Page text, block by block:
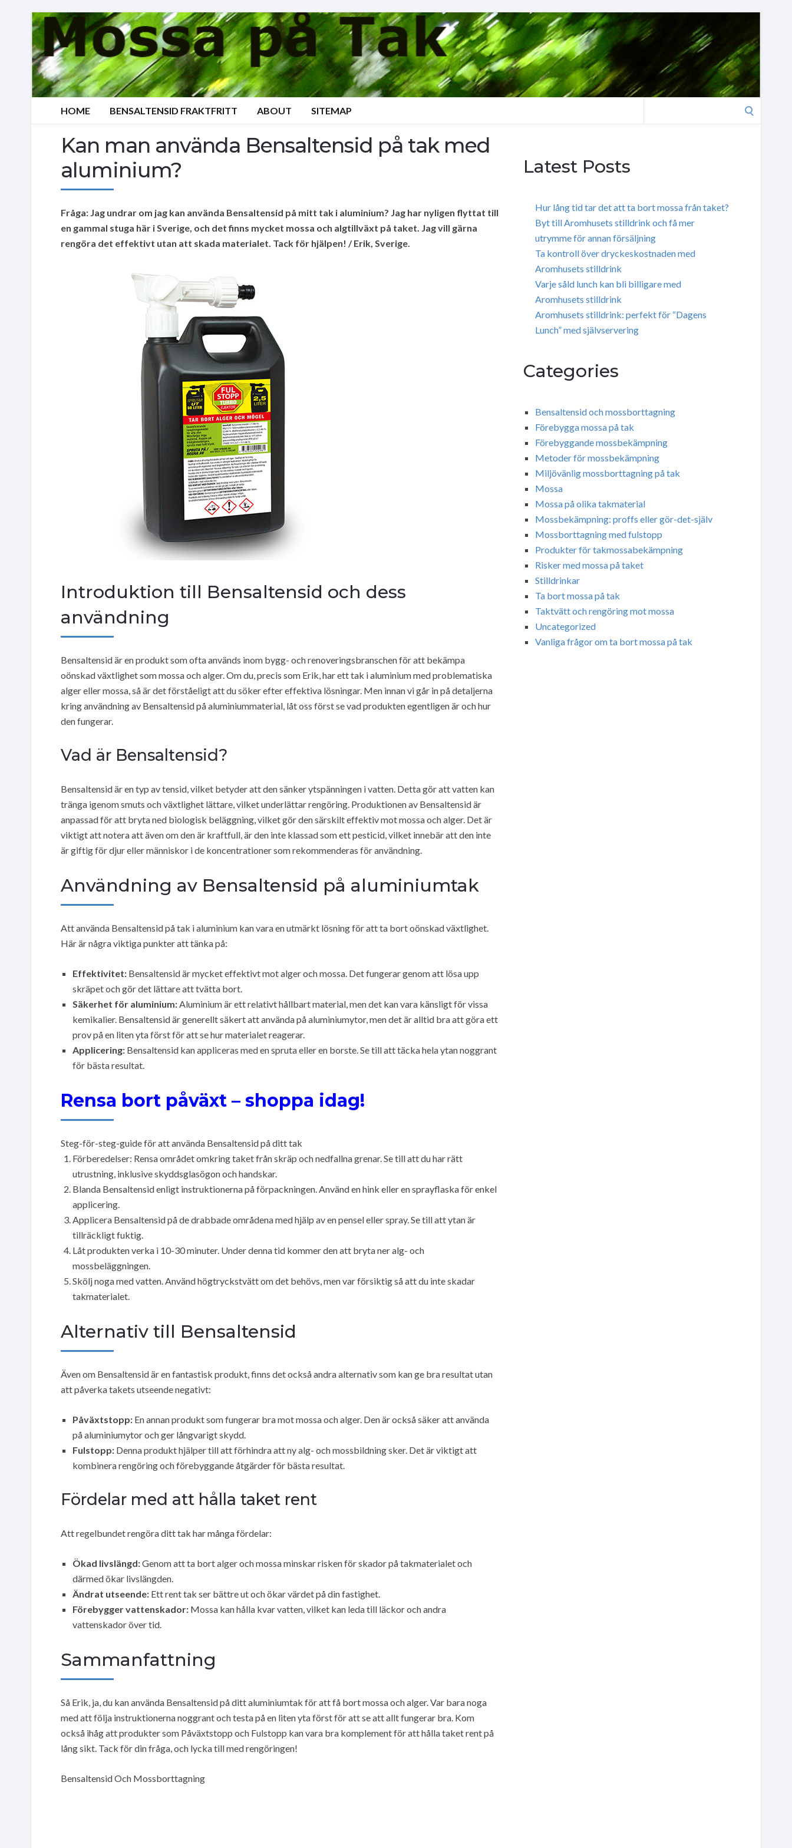
HOME BENSALTENSID FRAKTFRITT ABOUT SITEMAP
Kan man använda Bensaltensid på tak med
aluminium?
Fråga: Jag undrar om jag kan använda Bensaltensid på mitt tak i aluminium? Jag har nyligen flyttat till
en gammal stuga här i Sverige, och det finns mycket mossa och algtillväxt på taket. Jag vill gärna
rengöra det effektivt utan att skada materialet. Tack för hjälpen! / Erik, Sverige.
Introduktion till Bensaltensid och dess
användning
Bensaltensid är en produkt som ofta används inom bygg- och renoveringsbranschen för att bekämpa
oönskad växtlighet som mossa och alger. Om du, precis som Erik, har ett tak i aluminium med problematiska
alger eller mossa, så är det förståeligt att du söker efter effektiva lösningar. Men innan vi går in på detaljerna
kring användning av Bensaltensid på aluminiummaterial, låt oss först se vad produkten egentligen är och hur
den fungerar.
Vad är Bensaltensid?
Bensaltensid är en typ av tensid, vilket betyder att den sänker ytspänningen i vatten. Detta gör att vatten kan
tränga igenom smuts och växtlighet lättare, vilket underlättar rengöring. Produktionen av Bensaltensid är
anpassad för att bryta ned biologisk beläggning, vilket gör den särskilt effektiv mot mossa och alger. Det är
viktigt att notera att även om den är kraftfull, är den inte klassad som ett pesticid, vilket innebär att den inte
är giftig för djur eller människor i de koncentrationer som rekommenderas för användning.
Användning av Bensaltensid på aluminiumtak
Att använda Bensaltensid på tak i aluminium kan vara en utmärkt lösning för att ta bort oönskad växtlighet.
Här är några viktiga punkter att tänka på:
Effektivitet: Bensaltensid är mycket effektivt mot alger och mossa. Det fungerar genom att lösa upp
skräpet och gör det lättare att tvätta bort.
Säkerhet för aluminium:Aluminium är ett relativt hållbart material, men det kan vara känsligt för vissa
kemikalier. Bensaltensid är generellt säkert att använda på aluminiumytor, men det är alltid bra att göra ett
prov på en liten yta först för att se hur materialet reagerar.
Applicering: Bensaltensid kan appliceras med en spruta eller en borste. Se till att täcka hela ytan noggrant
för bästa resultat.
Rensa bort påväxt – shoppa idag!
Steg-för-steg-guide för att använda Bensaltensid på ditt tak
Förberedelser: Rensa området omkring taket från skräp och nedfallna grenar. Se till att du har rätt
utrustning, inklusive skyddsglasögon och handskar.
Blanda Bensaltensid enligt instruktionerna på förpackningen. Använd en hink eller en sprayflaska för enkel
applicering.
Applicera Bensaltensid på de drabbade områdena med hjälp av en pensel eller spray. Se till att ytan är
tillräckligt fuktig.
Låt produkten verka i 10-30 minuter. Under denna tid kommer den att bryta ner alg- och
mossbeläggningen.
Skölj noga med vatten. Använd högtryckstvätt om det behövs, men var försiktig så att du inte skadar
takmaterialet.
Alternativ till Bensaltensid
Även om Bensaltensid är en fantastisk produkt, finns det också andra alternativ som kan ge bra resultat utan
att påverka takets utseende negativt:
Påväxtstopp: En annan produkt som fungerar bra mot mossa och alger. Den är också säker att använda
på aluminiumytor och ger långvarigt skydd.
Fulstopp: Denna produkt hjälper till att förhindra att ny alg- och mossbildning sker. Det är viktigt att
kombinera rengöring och förebyggande åtgärder för bästa resultat.
Fördelar med att hålla taket rent
Att regelbundet rengöra ditt tak har många fördelar:
Ökad livslängd:Genom att ta bort alger och mossa minskar risken för skador på takmaterialet och
därmed ökar livslängden.
Ändrat utseende: Ett rent tak ser bättre ut och ökar värdet på din fastighet.
Förebygger vattenskador: Mossa kan hålla kvar vatten, vilket kan leda till läckor och andra
vattenskador över tid.
Sammanfattning
Så Erik, ja, du kan använda Bensaltensid på ditt aluminiumtak för att få bort mossa och alger. Var bara noga
med att följa instruktionerna noggrant och testa på en liten yta först för att se att allt fungerar bra. Kom
också ihåg att produkter som Påväxtstopp och Fulstopp kan vara bra komplement för att hålla taket rent på
lång sikt. Tack för din fråga, och lycka till med rengöringen!
Bensaltensid Och Mossborttagning
Latest Posts
Hur lång tid tar det att ta bort mossa från taket?
Byt till Aromhusets stilldrink och få mer
utrymme för annan försäljning
Ta kontroll över dryckeskostnaden med
Aromhusets stilldrink
Varje såld lunch kan bli billigare med
Aromhusets stilldrink
Aromhusets stilldrink: perfekt för “Dagens
Lunch” med självservering
Categories
Bensaltensid och mossborttagning
Förebygga mossa på tak
Förebyggande mossbekämpning
Metoder för mossbekämpning
Miljövänlig mossborttagning på tak
Mossa
Mossa på olika takmaterial
Mossbekämpning: proffs eller gör-det-själv
Mossborttagning med fulstopp
Produkter för takmossabekämpning
Risker med mossa på taket
Stilldrinkar
Ta bort mossa på tak
Taktvätt och rengöring mot mossa
Uncategorized
Vanliga frågor om ta bort mossa på tak